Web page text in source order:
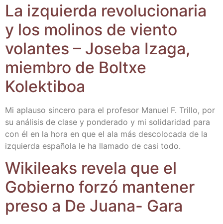
La izquier­da revo­lu­cio­na­ria
y los moli­nos de vien­to
volan­tes – Jose­ba Iza­ga,
miem­bro de Boltxe
Kolektiboa
Mi aplau­so sin­ce­ro para el pro­fe­sor Manuel F. Tri­llo, por
su aná­li­sis de cla­se y pon­de­ra­do y mi soli­da­ri­dad para
con él en la hora en que el ala más des­co­lo­ca­da de la
izquier­da espa­ño­la le ha lla­ma­do de casi todo.
Wiki­leaks reve­la que el
Gobierno for­zó man­te­ner
pre­so a De Jua­na- Gara